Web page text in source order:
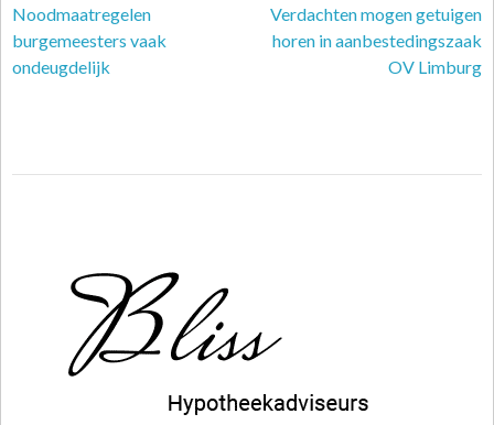
Noodmaatregelen
burgemeesters vaak
ondeugdelijk
Verdachten mogen getuigen
horen in aanbestedingszaak
OV Limburg